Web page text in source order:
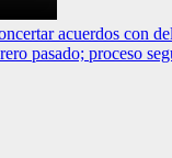
acuerdos con
pasado; proceso